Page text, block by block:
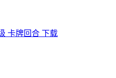
卡牌回合 下载